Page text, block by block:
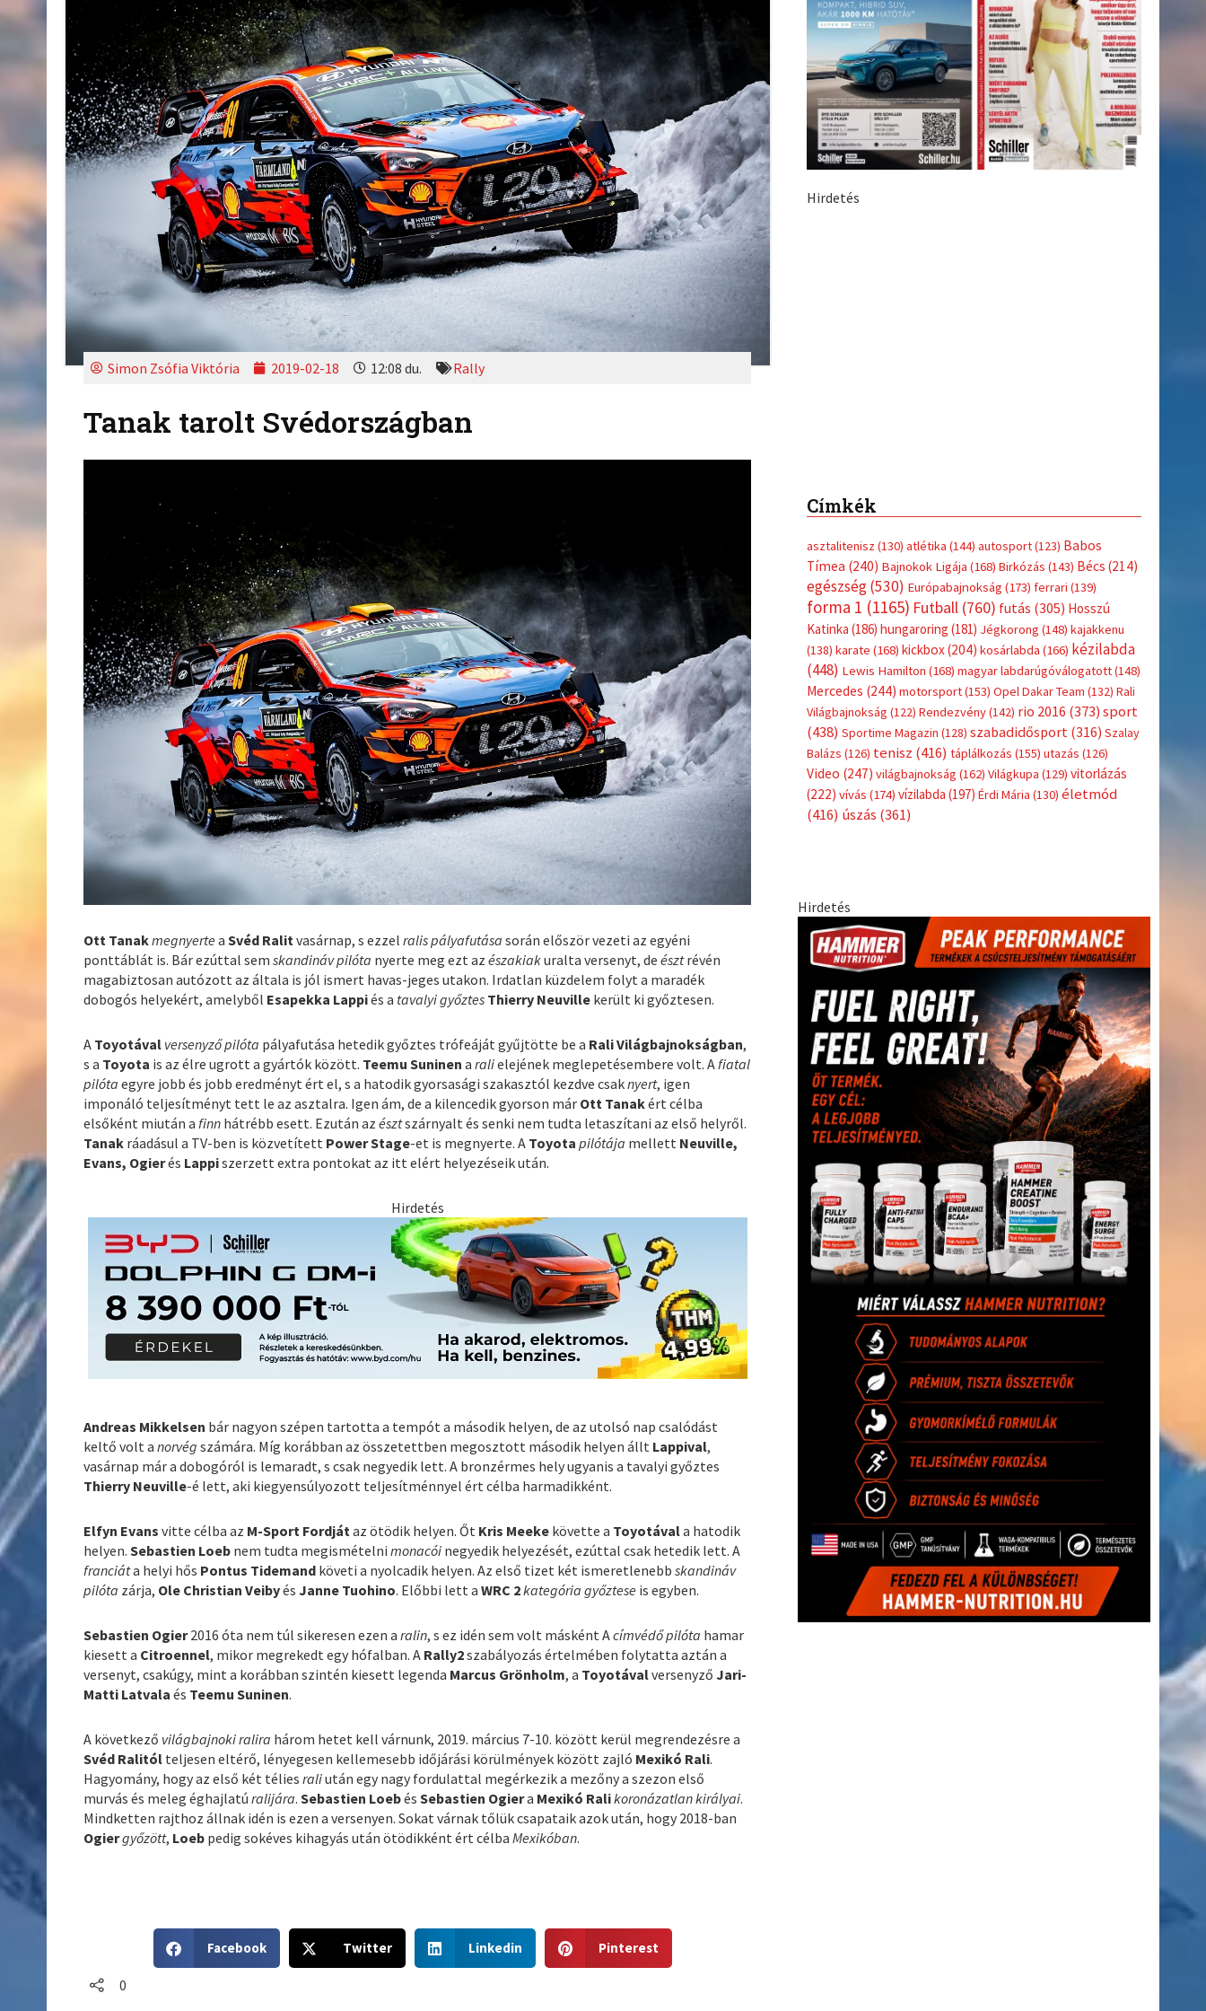
Simon Zsófia Viktória 2019-02-18 12:08 du. Rally
Tanak tarolt Svédországban
Ott Tanakmegnyerte aSvéd Ralitvasárnap, s ezzelralis pályafutása során először vezeti az egyéni
ponttáblát is. Bár ezúttal semskandináv pilóta nyerte meg ezt azészakiakuralta versenyt, deésztrévén
magabiztosan autózott az általa is jól ismert havas-jeges utakon. Irdatlan küzdelem folyt a maradék
dobogós helyekért, amelyből Esapekka Lappiés a tavalyi győztes Thierry Neuville került ki győztesen.
A Toyotával versenyző pilóta pályafutása hetedik győztes trófeáját gyűjtötte be a Rali Világbajnokságban,
s a Toyota is az élre ugrott a gyártók között. Teemu Suninen aralielejének meglepetésembere volt. Afiatal
pilóta egyre jobb és jobb eredményt ért el, s a hatodik gyorsasági szakasztól kezdve csaknyert, igen
imponáló teljesítményt tett le az asztalra. Igen ám, de a kilencedik gyorson már Ott Tanakért célba
elsőként miután afinn hátrébb esett. Ezután azésztszárnyalt és senki nem tudta letaszítani az első helyről.
Tanak ráadásul a TV-ben is közvetített Power Stage-et is megnyerte. A Toyota pilótája mellett Neuville,
Evans, Ogierés Lappiszerzett extra pontokat az itt elért helyezéseik után.
Hirdetés
Andreas Mikkelsen bár nagyon szépen tartotta a tempót a második helyen, de az utolsó nap csalódást
keltő volt anorvég számára. Míg korábban az összetettben megosztott második helyen állt Lappival,
vasárnap már a dobogóról is lemaradt, s csak negyedik lett. A bronzérmes hely ugyanis a tavalyi győztes
Thierry Neuville-é lett, aki kiegyensúlyozott teljesítménnyel ért célba harmadikként.
Elfyn Evans vitte célba az M-Sport Fordjátaz ötödik helyen. Őt Kris Meeke követte a Toyotávala hatodik
helyen.Sebastien Loeb nem tudta megismételnimonacói negyedik helyezését, ezúttal csak hetedik lett. A
franciáta helyi hős Pontus Tidemand követi a nyolcadik helyen. Az első tizet két ismeretlenebbskandináv
pilóta zárja, Ole Christian Veibyés Janne Tuohino. Előbbi lett aWRC 2kategória győztese is egyben.
Sebastien Ogier2016 óta nem túl sikeresen ezen aralin, s ez idén sem volt másként Acímvédő pilóta hamar
kiesett a Citroennel, mikor megrekedt egy hófalban. A Rally2szabályozás értelmében folytatta aztán a
versenyt, csakúgy, mint a korábban szintén kiesett legenda Marcus Grönholm, a ToyotávalversenyzőJari-
Matti Latvala és Teemu Suninen.
A következő világbajnoki ralira három hetet kell várnunk, 2019. március 7-10. között kerül megrendezésre a
Svéd Ralitól teljesen eltérő, lényegesen kellemesebb időjárási körülmények között zajló Mexikó Rali.
Hagyomány, hogy az első két téliesraliután egy nagy fordulattal megérkezik a mezőny a szezon első
murvás és meleg éghajlatúralijára.Sebastien LoebésSebastien Ogiera Mexikó Ralikoronázatlan királyai.
Mindketten rajthoz állnak idén is ezen a versenyen. Sokat várnak tőlük csapataik azok után, hogy 2018-ban
Ogiergyőzött, Loeb pedig sokéves kihagyás után ötödikként ért célbaMexikóban.
h
Facebook
h
Twitter
h
Linkedin
h
Pinterest
0
Hirdetés
Címkék
asztalitenisz(130) atlétika(144)autosport(123)Babos
Tímea(240)Bajnokok Ligája(168)Birkózás(143)Bécs(214)
(173)ferrari(139)
forma 1(1165) Futball(760)futás(305)Hosszú
Katinka(186) hungaroring(181)Jégkorong(148)kajakkenu
(138)karate(168)kickbox(204)kosárlabda(166)kézilabda
(448) Lewis Hamilton(168)magyar labdarúgóválogatott(148)
Mercedes(244) motorsport(153)Opel Dakar Team(132)Rali
Világbajnokság
Rendezvény(142)rio 2016(373)sport
(438)Sportime Magazin(128) szabadidősport(316)Szalay
Balázs(126)tenisz(416) táplálkozás utazás(126)
Video(247) világbajnokság(162) Világkupa(129)vitorlázás
(222)
vívás (174) vízilabda(197)Érdi Mária(130)
életmód
(416)úszás(361)